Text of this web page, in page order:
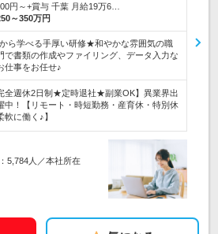
円～+賞与 千葉 月給19万6…
～350万円
から学べる手厚い研修★和やかな雰囲気の職
で書類の作成やファイリング、データ入力な
仕事をお任せ♪
全週休2日制★定時退社★副業OK】異業界出
中！【リモート・時短勤務・産育休・特別休
に働く♪】
5,784人／本社所在